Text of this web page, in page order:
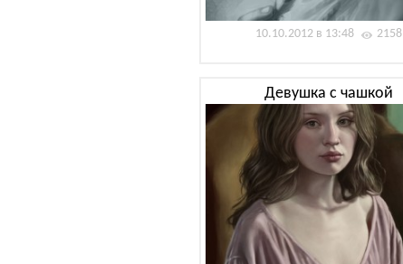
10.10.2012 в 13:48 2158
Девушка с чашкой